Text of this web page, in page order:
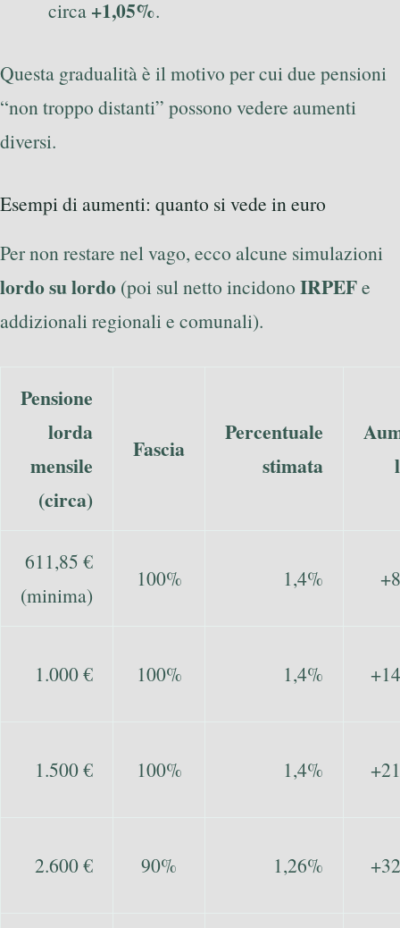
circa +1,05%.
Questa gradualità è il motivo per cui due pensioni
“non troppo distanti” possono vedere aumenti
diversi.
Esempi di aumenti: quanto si vede in euro
Per non restare nel vago, ecco alcune simulazioni
lordo su lordo (poi sul netto incidono IRPEFe
addizionali regionali e comunali).
Pensione
lorda
mensile
(circa)
Fascia
Percentuale
stimata
611,85 €
(minima)
100% 1,4%
1.000 € 100% 1,4%
1.500 € 100% 1,4%
2.600 € 90% 1,26%